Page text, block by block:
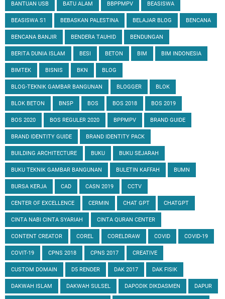
BANTUAN USB BATU ALAM BBPPMPV BEASISWA
BEASISWA S1 BEBASKAN PALESTINA BELAJAR BLOG BENCANA
BENCANA BANJIR BENDERA TAUHID BENDUNGAN
BERITA DUNIA ISLAM BESI BETON BIM BIM INDONESIA
BIMTEK BISNIS BKN BLOG
BLOG-TEKNIK GAMBAR BANGUNAN BLOGGER BLOK
BLOK BETON BNSP BOS BOS 2018 BOS 2019
BOS 2020 BOS REGULER 2020 BPPMPV BRAND GUIDE
BRAND IDENTITY GUIDE BRAND IDENTITY PACK
BUILDING ARCHITECTURE BUKU BUKU SEJARAH
BUKU TEKNIK GAMBAR BANGUNAN BULETIN KAFFAH BUMN
BURSA KERJA CAD CASN 2019 CCTV
CENTER OF EXCELLENCE CERMIN CHAT GPT CHATGPT
CINTA NABI CINTA SYARIAH CINTA QURAN CENTER
CONTENT CREATOR COREL CORELDRAW COVID COVID-19
COVIT-19 CPNS 2018 CPNS 2017 CREATIVE
CUSTOM DOMAIN D5 RENDER DAK 2017 DAK FISIK
DAKWAH ISLAM DAKWAH SULSEL DAPODIK DIKDASMEN DAPUR